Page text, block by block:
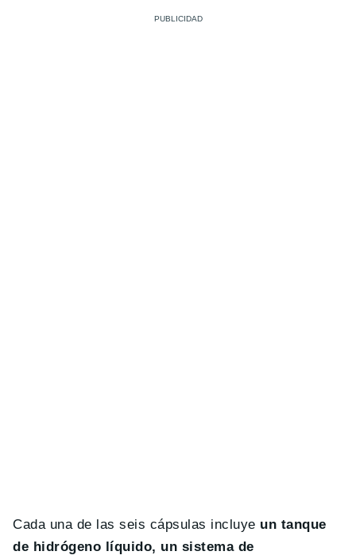
Cada una de las seis cápsulas incluye un tanque
de hidrógeno líquido, un sistema de